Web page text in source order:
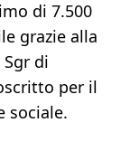
di 7.500
grazie alla
di
per il
sociale.